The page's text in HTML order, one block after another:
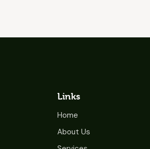
Links
Home
About Us